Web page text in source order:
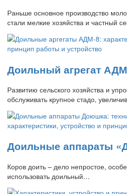
Раньше основное производство
стали мелкие хозяйства и частный
Доильный агрегат
Развитию сельского хозяйства и
обслуживать крупное стадо,
Доильные аппараты
Коров доить – дело непростое,
использовать доильный…